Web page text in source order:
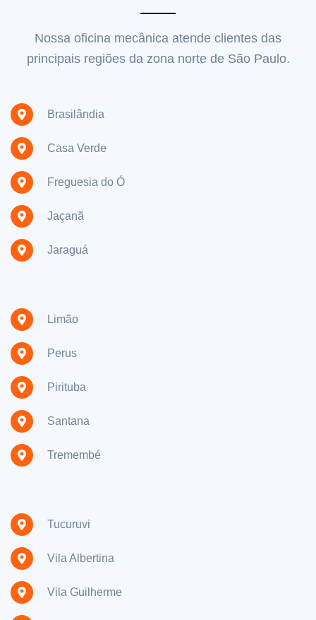
Nossa oficina mecânica atende clientes das
principais regiões da zona norte de São Paulo.
Brasilândia
Casa Verde
Freguesia do Ó
Jaçanã
Jaraguá
Limão
Perus
Pirituba
Santana
Tremembé
Tucuruvi
Vila Albertina
Vila Guilherme